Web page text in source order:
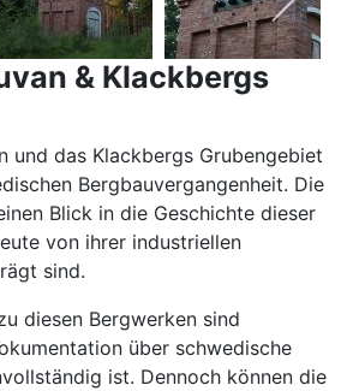
& Klackbergs
und das Klackbergs Grubengebiet
Bergbauvergangenheit. Die
Blick in die Geschichte dieser
von ihrer industriellen
sind.
diesen Bergwerken sind
über schwedische
ist. Dennoch können die